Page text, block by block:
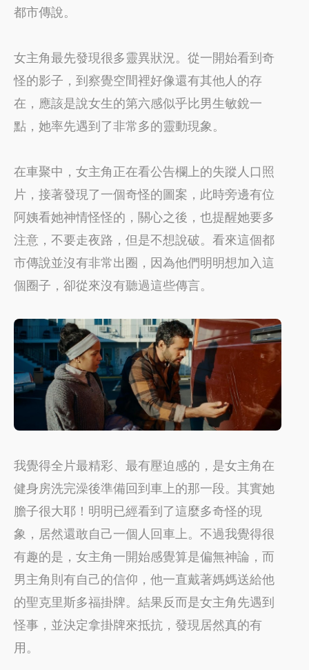
都市傳說。
女主角最先發現很多靈異狀況。從一開始看到奇
怪的影子，到察覺空間裡好像還有其他人的存
在，應該是說女生的第六感似乎比男生敏銳一
點，她率先遇到了非常多的靈動現象。
在車聚中，女主角正在看公告欄上的失蹤人口照
片，接著發現了一個奇怪的圖案，此時旁邊有位
阿姨看她神情怪怪的，關心之後，也提醒她要多
注意，不要走夜路，但是不想說破。看來這個都
市傳說並沒有非常出圈，因為他們明明想加入這
個圈子，卻從來沒有聽過這些傳言。
我覺得全片最精彩、最有壓迫感的，是女主角在
健身房洗完澡後準備回到車上的那一段。其實她
膽子很大耶！明明已經看到了這麼多奇怪的現
象，居然還敢自己一個人回車上。不過我覺得很
有趣的是，女主角一開始感覺算是偏無神論，而
男主角則有自己的信仰，他一直戴著媽媽送給他
的聖克里斯多福掛牌。結果反而是女主角先遇到
怪事，並決定拿掛牌來抵抗，發現居然真的有
用。